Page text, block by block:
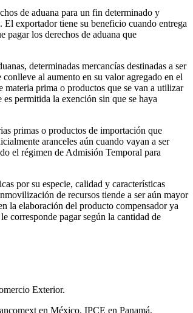
de aduana para un fin determinado y
exportador tiene su beneficio cuando entrega
los derechos de aduana que
determinadas mercancías destinadas a ser
al aumento en su valor agregado en el
materia prima o productos que se van a utilizar
permitida la exención sin que se haya
primas o productos de importación que
aranceles aún cuando vayan a ser
el régimen de Admisión Temporal para
por su especie, calidad y características
de recursos tiende a ser aún mayor
la elaboración del producto compensador ya
corresponde pagar según la cantidad de
Exterior.
en México, IPCE en Panamá,